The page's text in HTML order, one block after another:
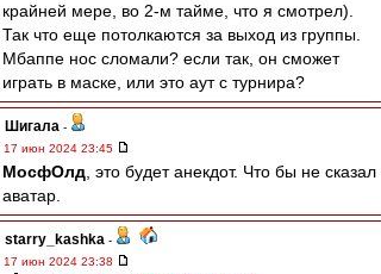
крайней мере, во 2-м тайме, что я смотрел).
Так что еще потолкаются за выход из группы.
Мбаппе нос сломали? если так, он сможет
играть в маске, или это аут с турнира?
Шигала -
17 июн 2024 23:45
МосфОлд , это будет анекдот. Что бы не сказал
аватар.
starry_kashka -
17 июн 2024 23:38